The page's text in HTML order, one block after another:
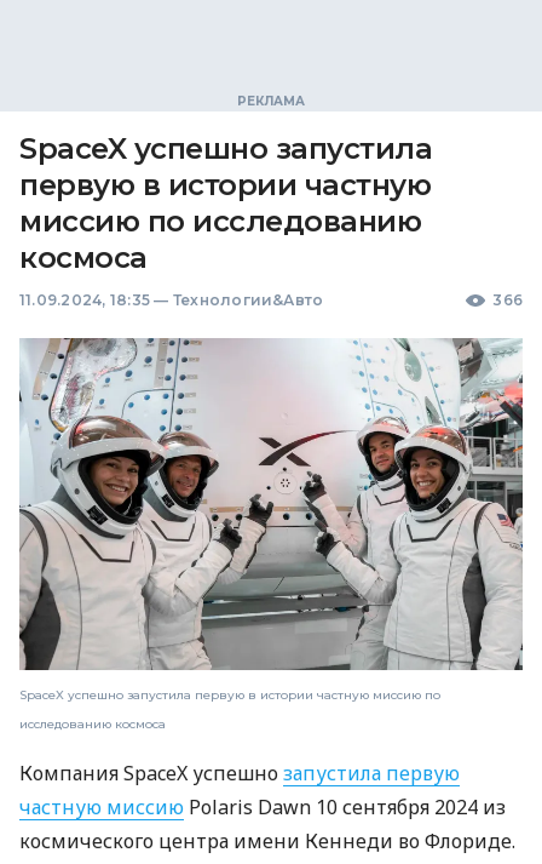
SpaceX успешно запустила
первую в истории частную
миссию по исследованию
космоса
11.09.2024, 18:35 — Технологии&Авто 366
SpaceX успешно запустила первую в истории частную миссию по
исследованию космоса
Компания SpaceX успешнозапустила первую
частную миссию Polaris Dawn 10 сентября 2024 из
космического центра имени Кеннеди во Флориде.